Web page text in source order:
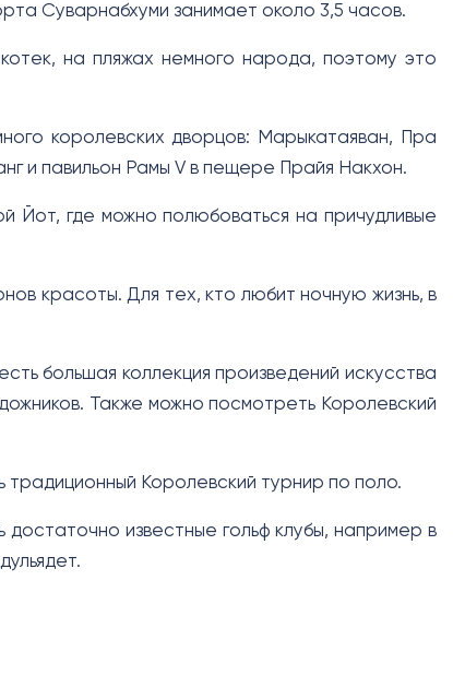
Суварнабхуми занимает около 3,5 часов.
на пляжах немного народа, поэтому это
королевских дворцов: Марыкатаяван, Пра
и павильон Рамы V в пещере Прайя Накхон.
где можно полюбоваться на причудливые
красоты. Для тех, кто любит ночную жизнь, в
большая коллекция произведений искусства
Также можно посмотреть Королевский
Королевский турнир по поло.
известные гольф клубы, например в